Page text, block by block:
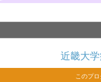
近畿大